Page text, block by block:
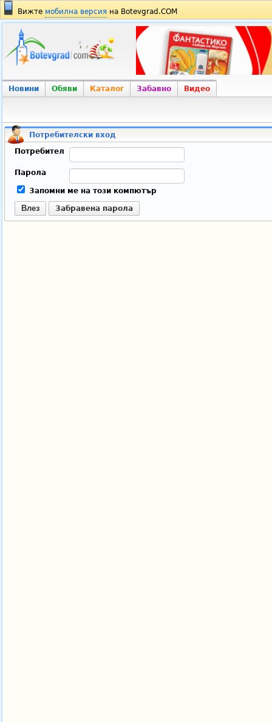
Вижте мобилна версия на Botevgrad.COM
Новини Обяви Каталог Забавно Видео
Потребителски вход
Потребител
Парола
Запомни ме на този компютър
Влез Забравена парола